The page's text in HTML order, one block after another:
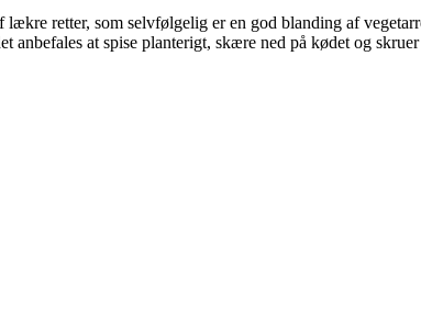
retter, som selvfølgelig er en god blanding af
anbefales at spise planterigt, skære ned på kødet og